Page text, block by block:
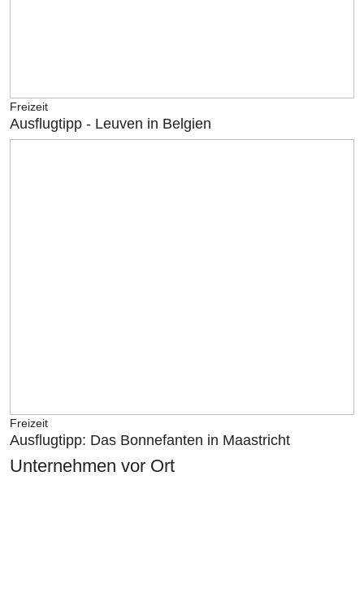
Freizeit
Ausflugtipp - Leuven in Belgien
Freizeit
Ausflugtipp: Das Bonnefanten in Maastricht
Unternehmen vor Ort